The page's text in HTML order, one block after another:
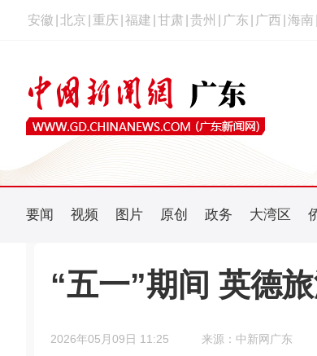
安徽 北京 重庆 福建 甘肃 贵州 广东 广西 海南
要闻 视频 图片 原创 政务 大湾区
“五一”期间 英德
2026年05月09日 11:25 来源：中新网广东